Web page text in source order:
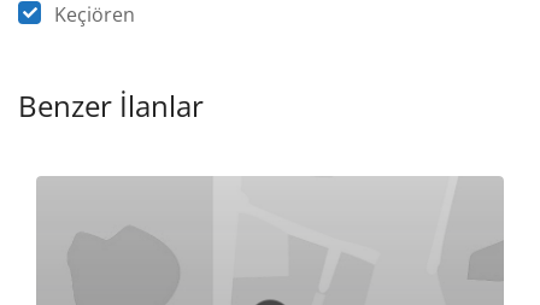
Keçiören
Benzer İlanlar